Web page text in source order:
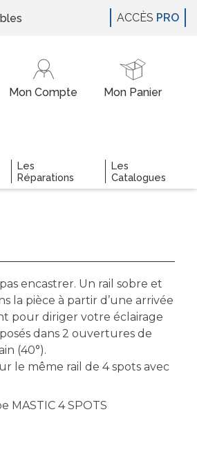
Les
Réparations
Les
Catalogues
ACCÈS PRO
encastrer. Un rail sobre et
la pièce à partir d’une arrivée
pour diriger votre éclairage
dans 2 ouvertures de
(40°).
le même rail de 4 spots avec
MASTIC 4 SPOTS